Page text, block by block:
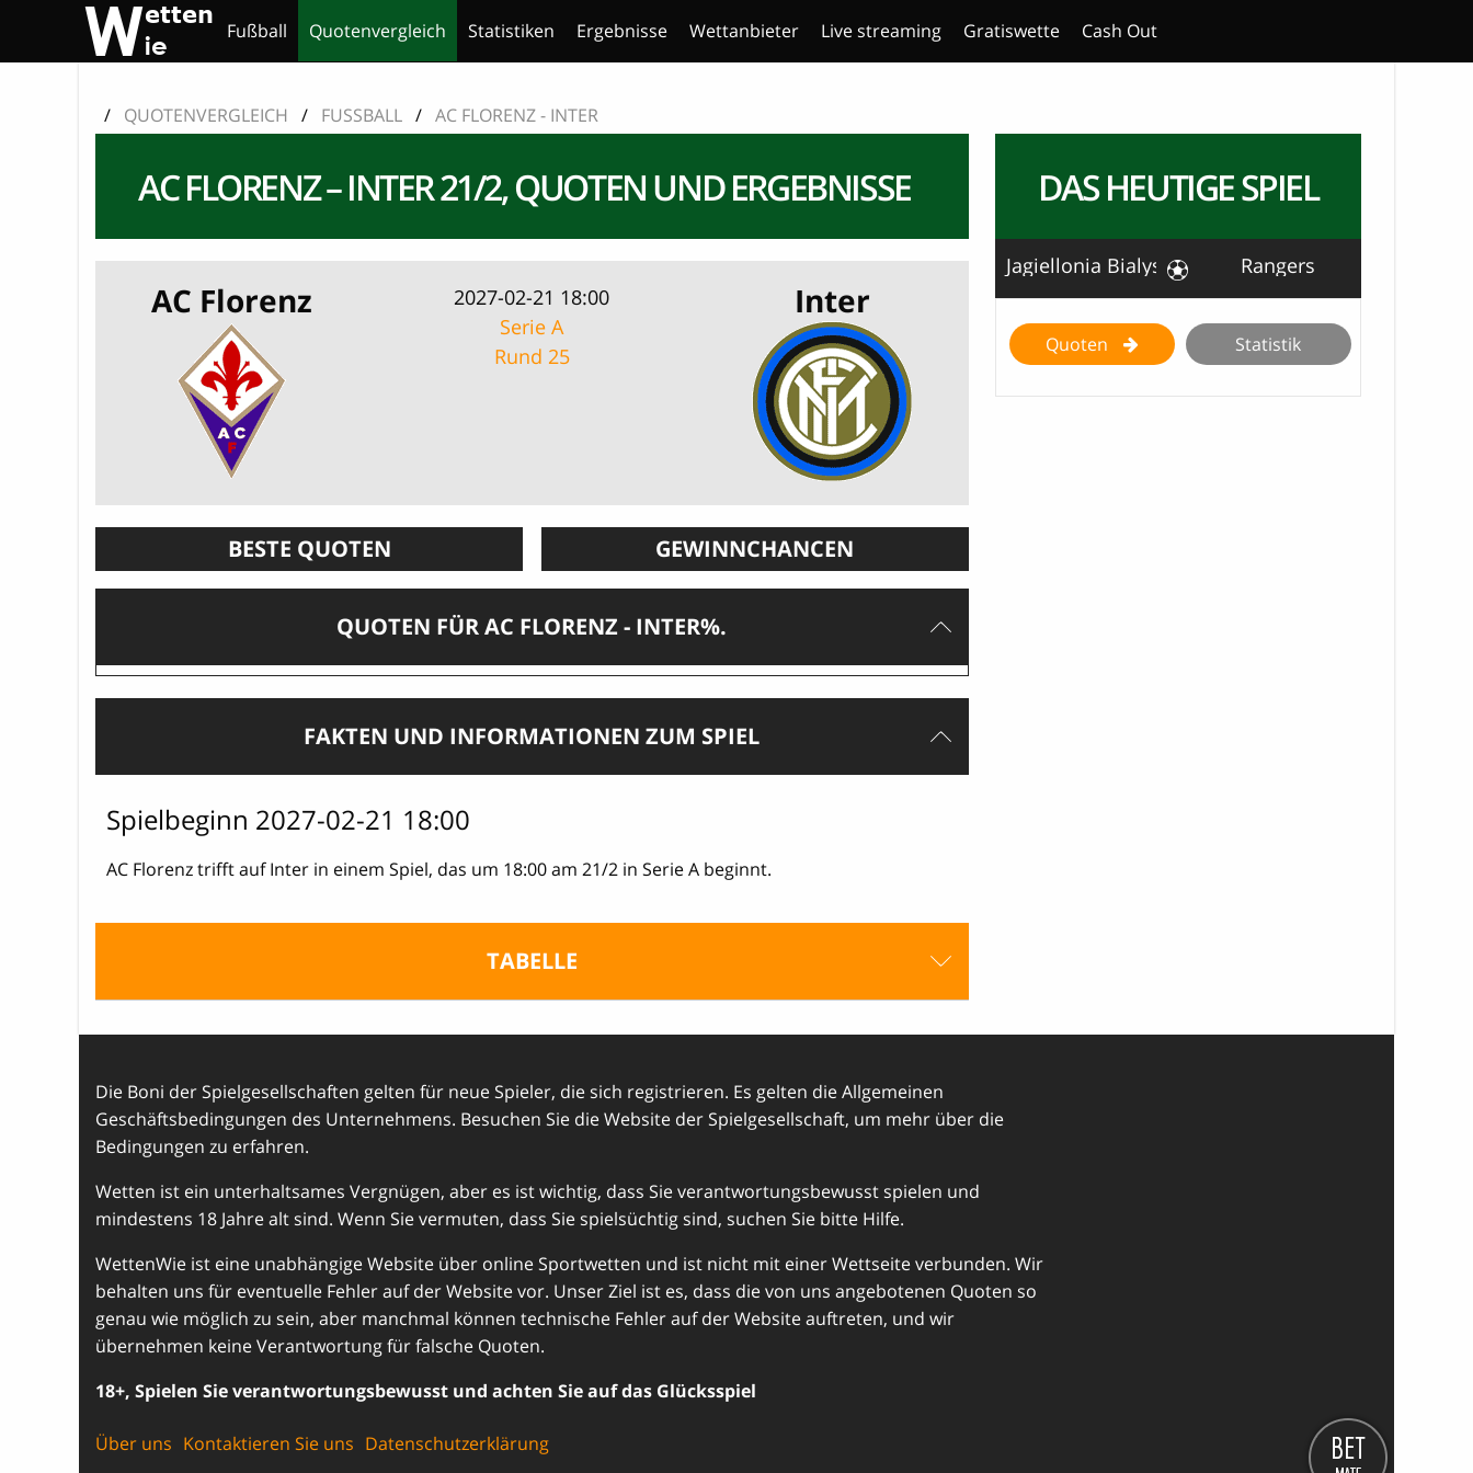
Fußball Quotenvergleich Statistiken Ergebnisse Wettanbieter Live streaming Gratiswette Cash Out
/ QUOTENVERGLEICH / FUSSBALL / AC FLORENZ - INTER
AC FLORENZ – INTER 21/2, QUOTEN UND ERGEBNISSE
AC Florenz
2027-02-21 18:00
Serie A
Rund 25
Inter
BESTE QUOTEN GEWINNCHANCEN
QUOTEN FÜR AC FLORENZ - INTER%.
FAKTEN UND INFORMATIONEN ZUM SPIEL
Spielbeginn 2027-02-21 18:00
AC Florenz trifft auf Inter in einem Spiel, das um 18:00 am 21/2 in Serie A beginnt.
TABELLE
DAS HEUTIGE SPIEL
Jagiellonia Bialystok Rangers
Quoten Statistik
Die Boni der Spielgesellschaften gelten für neue Spieler, die sich registrieren. Es gelten die Allgemeinen
Geschäftsbedingungen des Unternehmens. Besuchen Sie die Website der Spielgesellschaft, um mehr über die
Bedingungen zu erfahren.
Wetten ist ein unterhaltsames Vergnügen, aber es ist wichtig, dass Sie verantwortungsbewusst spielen und
mindestens 18 Jahre alt sind. Wenn Sie vermuten, dass Sie spielsüchtig sind, suchen Sie bitte Hilfe.
WettenWie ist eine unabhängige Website über online Sportwetten und ist nicht mit einer Wettseite verbunden. Wir
behalten uns für eventuelle Fehler auf der Website vor. Unser Ziel ist es, dass die von uns angebotenen Quoten so
genau wie möglich zu sein, aber manchmal können technische Fehler auf der Website auftreten, und wir
übernehmen keine Verantwortung für falsche Quoten.
18+, Spielen Sie verantwortungsbewusst und achten Sie auf das Glücksspiel
Über uns Kontaktieren Sie uns Datenschutzerklärung